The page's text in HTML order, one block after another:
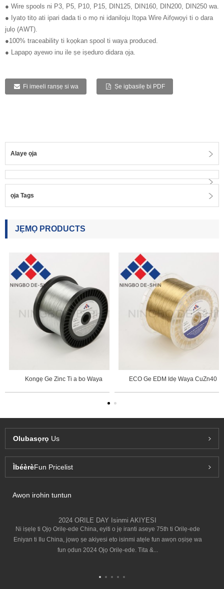
● Wire spools ni P3, P5, P10, P15, DIN125, DIN160, DIN200, DIN250 wa.
● Iyatọ titọ ati ipari dada ti o mọ ni idaniloju Itọpa Wire Aifọwọyi ti o dara
julọ (AWT).
●100% traceability ti kọọkan spool ti waya produced.
● Lapapọ ayewo inu ile ṣe iṣeduro didara ọja.
Fi imeeli ranṣẹ si wa Ṣe igbasilẹ bi PDF
Alaye ọja
ọja Tags
JẸMỌ PRODUCTS
Kongẹ Ge Zinc Ti a bo Waya ECO Ge EDM Idẹ Waya CuZn40
Olubasọrọ Us
ÌbéèrèFun Pricelist
Awọn irohin tuntun
2024 ORILE DAY Isinmi AKIYESI
Ni iṣẹlẹ ti Ọjọ Orilẹ-ede China, eyiti o jẹ iranti aseye 75th ti Orilẹ-ede
Eniyan ti Ilu China, jọwọ ṣe akiyesi eto isinmi atẹle fun awọn oṣiṣẹ wa
fun ọdun 2024 Ọjọ Orilẹ-ede. Tita &...